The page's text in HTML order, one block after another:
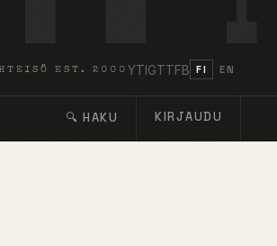
EST. 2000 YTIGTTFB FI EN
🔍 HAKU KIRJAUDU